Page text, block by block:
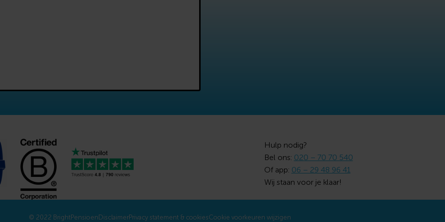
Hulp nodig?
Bel ons: 020 – 70 70 540
Of app: 06 – 29 48 96 41
Wij staan voor je klaar!
© 2022 BrightPensioen DisclaimerPrivacy statement & cookiesCookie voorkeuren wijzigen